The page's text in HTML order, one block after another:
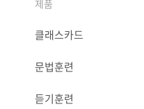
제품
클래스카드
문법훈련
듣기훈련